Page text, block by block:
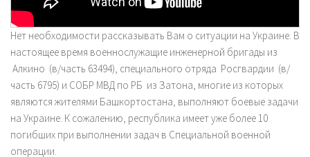
Нет необходимости рассказывать Вам о ситуации на Украине. В
настоящее время военнослужащие инженерной бригады из
Алкино (в/часть 63494), специального отряда Росгвардии (в/
часть 6795) и СОБР МВД по РБ из Затона, многие из которых
являются жителями Башкортостана, выполняют боевые задачи
на Украине. К сожалению, республика имеет уже более 10
погибших при выполнении задач в Специальной военной
операции.